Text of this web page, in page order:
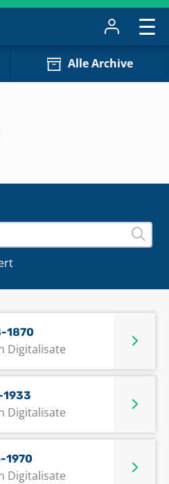
Alle Archive
1870
Digitalisate
1933
Digitalisate
1970
Digitalisate